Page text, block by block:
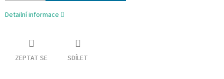
Detailní informace
ZEPTAT SE SDÍLET